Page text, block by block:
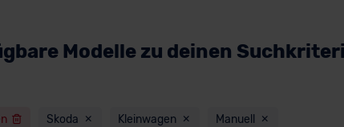
Modelle zu deinen
Skoda Kleinwagen Manuell